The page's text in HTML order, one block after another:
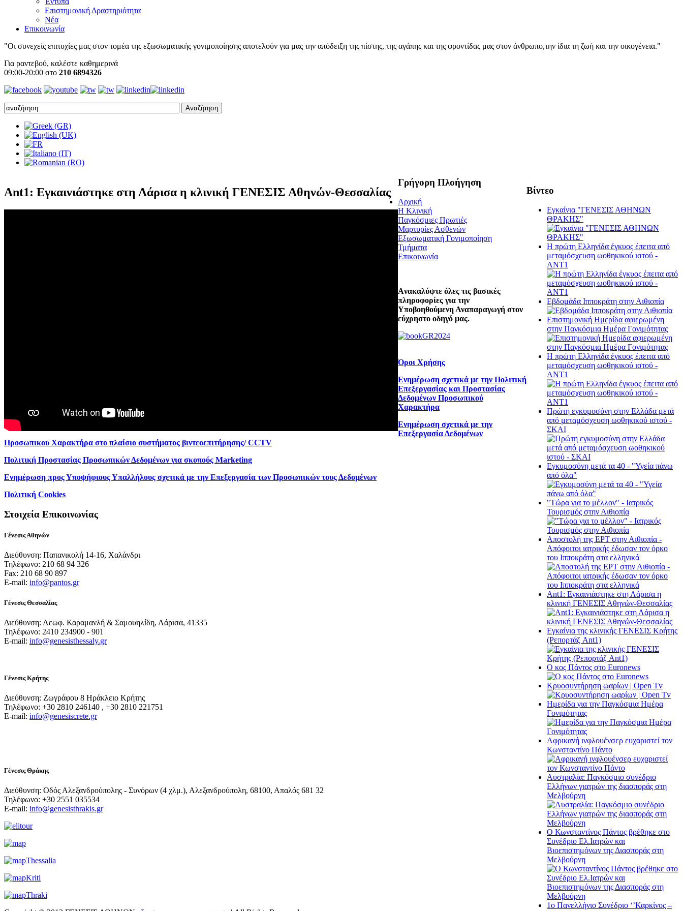
Επιστημονική Δραστηριότητα
Νέα
Επικοινωνία
"Οι συνεχείς επιτυχίες μας στον τομέα της εξωσωματικής γονιμοποίησης αποτελούν για μας την απόδειξη της πίστης, της αγάπης και της φροντίδας μας στον άνθρωπο,την ίδια τη ζωή και την οικογένεια."
Για ραντεβού, καλέστε καθημερινά
09:00-20:00 στο 210 6894326
Ant1: Εγκαινιάστηκε στη Λάρισα η κλινική ΓΕΝΕΣΙΣ Αθηνών-Θεσσαλίας Βίντεο
Εγκαίνια "ΓΕΝΕΣΙΣ ΑΘΗΝΩΝ
ΘΡΑΚΗΣ"
Η πρώτη Ελληνίδα έγκυος έπειτα από
μεταμόσχευση ωοθηκικού ιστού -
ΑΝΤ1
Εβδομάδα Ιπποκράτη στην Αιθιοπία
Επιστημονική Ημερίδα αφιερωμένη
στην Παγκόσμια Ημέρα Γονιμότητας
Η πρώτη Ελληνίδα έγκυος έπειτα από
μεταμόσχευση ωοθηκικού ιστού -
ΑΝΤ1
Πρώτη εγκυμοσύνη στην Ελλάδα μετά
από μεταμόσχευση ωοθηκικού ιστού -
ΣΚΑΙ
Εγκυμοσύνη μετά τα 40 - "Υγεία πάνω
από όλα"
"Τώρα για το μέλλον" - Ιατρικός
Τουρισμός στην Αιθιοπία
Αποστολή της ΕΡΤ στην Αιθιοπία -
Απόφοιτοι ιατρικής έδωσαν τον όρκο
του Ιπποκράτη στα ελληνικά
Ant1: Εγκαινιάστηκε στη Λάρισα η
κλινική ΓΕΝΕΣΙΣ Αθηνών-Θεσσαλίας
Εγκαίνια της κλινικής ΓΕΝΕΣΙΣ Κρήτης
(Ρεπορτάζ Ant1)
Ο κος Πάντος στο Euronews
Κρυοσυντήρηση ωαρίων | Open Tv
Ημερίδα για την Παγκόσμια Ημέρα
Γονιμότητας
Αφρικανή ινφλουένσερ ευχαριστεί τον
Κωνσταντίνο Πάντο
Αυστραλία: Παγκόσμιο συνέδριο
Ελλήνων γιατρών της διασποράς στη
Μελβούρνη
Ο Κωνσταντίνος Πάντος βρέθηκε στο
Συνέδριο Ελ.Iατρών και
Βιοεπιστημόνων της Διασποράς στη
Μελβούρνη
1ο Πανελλήνιο Συνέδριο ‘’Καρκίνος –
Γρήγορη Πλοήγηση
Αρχική
Η Κλινική
Παγκόσμιες Πρωτιές
Μαρτυρίες Ασθενών
Εξωσωματική Γονιμοποίηση
Τμήματα
Επικοινωνία
Aνακαλύψτε όλες τις βασικές
πληροφορίες για την
Υποβοηθούμενη Αναπαραγωγή στον
εύχρηστο οδηγό μας.
Όροι Χρήσης
Ενημέρωση σχετικά με την Πολιτική
Επεξεργασίας και Προστασίας
Δεδομένων Προσωπικού
Χαρακτήρα
Ενημέρωση σχετικά με την
Επεξεργασία Δεδομένων
Προσωπικου Χαρακτήρα στο πλαίσιο συστήματος βιντεοεπιτήρησης/ CCTV
Πολιτική Προστασίας Προσωπικών Δεδομένων για σκοπούς Marketing
Ενημέρωση προς Υποψήφιους Υπαλλήλους σχετικά με την Επεξεργασία των Προσωπικών τους Δεδομένων
Πολιτική Cookies
Στοιχεία Επικοινωνίας
Γένεσις Αθηνών
Διεύθυνση: Παπανικολή 14-16, Χαλάνδρι
Τηλέφωνο: 210 68 94 326
Fax: 210 68 90 897
E-mail: info@pantos.gr
Γένεσις Θεσσαλίας
Διεύθυνση: Λεωφ. Καραμανλή & Σαμουηλίδη, Λάρισα, 41335
Τηλέφωνο: 2410 234900 - 901
E-mail: info@genesisthessaly.gr
Γένεσις Κρήτης
Διεύθυνση: Ζωγράφου 8 Ηράκλειο Κρήτης
Τηλέφωνο: +30 2810 246140 , +30 2810 221751
E-mail: info@genesiscrete.gr
Γένεσις Θράκης
Διεύθυνση: Οδός Αλεξανδρούπολης - Συνόρων (4 χλμ.), Αλεξανδρούπολη, 68100, Απαλός 681 32
Τηλέφωνο: +30 2551 035534
E-mail: info@genesisthrakis.gr